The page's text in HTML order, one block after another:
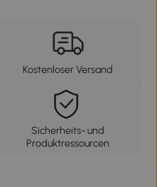
Kostenloser Versand
Sicherheits- und
Produktressourcen